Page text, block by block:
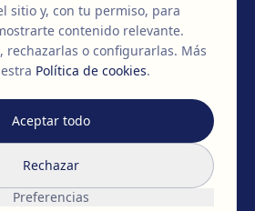
plástica, estética y reparadora
Política de Privacidad
sitio y, con tu permiso, para
contenido relevante.
rechazarlas o configurarlas. Más
Política de cookies.
Aceptar todo
Rechazar
Preferencias